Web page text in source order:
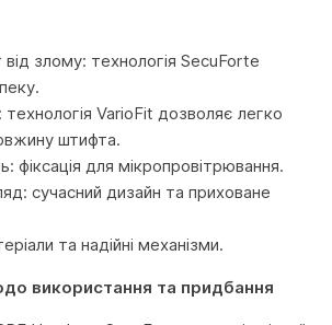
від злому: технологія SecuForte
технологія VarioFit дозволяє легко
штифта.
фіксація для мікропровітрювання.
сучасний дизайн та приховане
та надійні механізми.
використання та придбання